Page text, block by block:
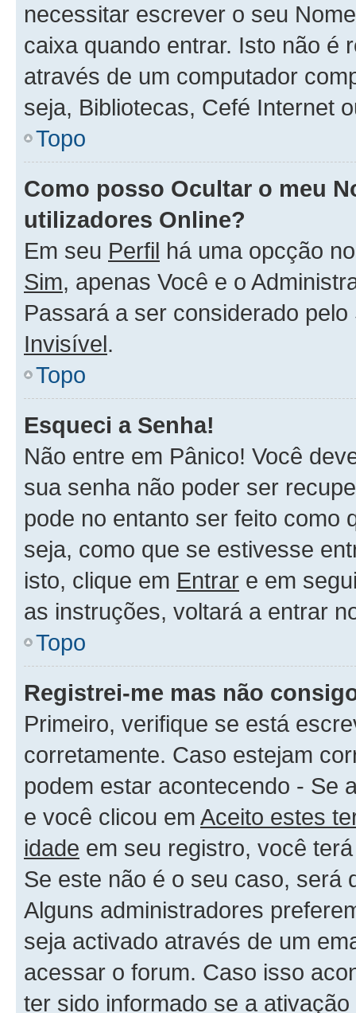
necessitar escrever o seu
caixa quando entrar. Isto não é
através de um computador
seja, Bibliotecas, Cefé Internet
Topo
Como posso Ocultar o meu
utilizadores Online?
Em seu Perfil há uma opcção
Sim, apenas Você e o
Passará a ser considerado
Invisível.
Topo
Esqueci a Senha!
Não entre em Pânico! Você
sua senha não poder ser
pode no entanto ser feito como
seja, como que se estivesse
isto, clique em Entrar e em
as instruções, voltará a entrar
Topo
Registrei-me mas não
Primeiro, verifique se está
corretamente. Caso estejam
podem estar acontecendo - Se
e você clicou em Aceito estes
idade em seu registro, você
Se este não é o seu caso, será
Alguns administradores
seja activado através de um
acessar o forum. Caso isso
ter sido informado se a